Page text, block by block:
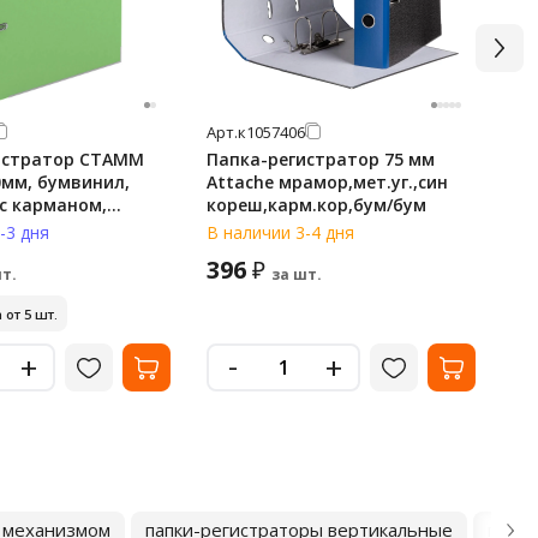
СТАММ
бумвинил,
карманом,
кант,
дня
5 шт.
+
Арт.к1057406
Папка-регистратор 75 мм
Attache мрамор,мет.уг.,син
кореш,карм.кор,бум/бум
В наличии 3-4 дня
396₽ за шт.
- +
папки-регистраторы вертикальные